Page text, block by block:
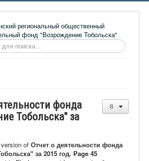
фонда
Тобольска" за
of Отчет о деятельности фонда
за 2015 год. Page 45